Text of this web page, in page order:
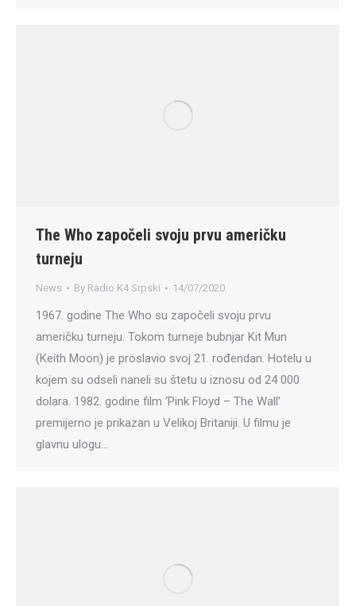
The Who započeli svoju prvu američku
turneju
News By Radio K4 Srpski 14/07/2020
1967. godine The Who su započeli svoju prvu
američku turneju. Tokom turneje bubnjar Kit Mun
(Keith Moon) je proslavio svoj 21. rođendan. Hotelu u
kojem su odseli naneli su štetu u iznosu od 24 000
dolara. 1982. godine film ‘Pink Floyd – The Wall’
premijerno je prikazan u Velikoj Britaniji. U filmu je
glavnu ulogu…